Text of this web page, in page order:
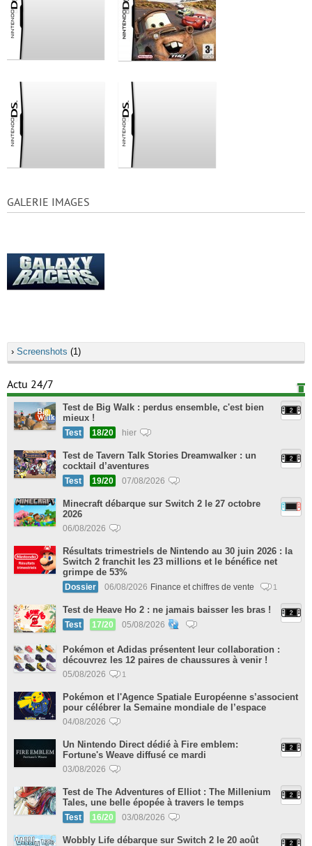
GALERIE IMAGES
› Screenshots (1)
Actu 24/7
Test de Big Walk : perdus ensemble, c'est bien
mieux !
Test 18/20 hier
Test de Tavern Talk Stories Dreamwalker : un
cocktail d’aventures
Test 19/20 07/08/2026
Minecraft débarque sur Switch 2 le 27 octobre
2026
06/08/2026
Résultats trimestriels de Nintendo au 30 juin 2026 : la
Switch 2 franchit les 23 millions et le bénéfice net
grimpe de 53%
Dossier 06/08/2026 Finance et chiffres de vente 1
Test de Heave Ho 2 : ne jamais baisser les bras !
Test 17/20 05/08/2026
Pokémon et Adidas présentent leur collaboration :
découvrez les 12 paires de chaussures à venir !
05/08/2026 1
Pokémon et l'Agence Spatiale Européenne s’associent
pour célébrer la Semaine mondiale de l’espace
04/08/2026
Un Nintendo Direct dédié à Fire emblem:
Fortune's Weave diffusé ce mardi
03/08/2026
Test de The Adventures of Elliot : The Millenium
Tales, une belle épopée à travers le temps
Test 16/20 03/08/2026
Wobbly Life débarque sur Switch 2 le 20 août